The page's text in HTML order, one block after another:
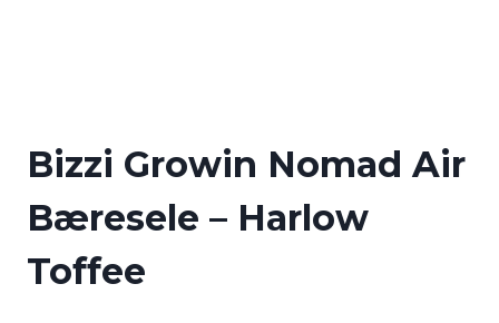
Bizzi Growin Nomad Air
Bæresele – Harlow
Toffee